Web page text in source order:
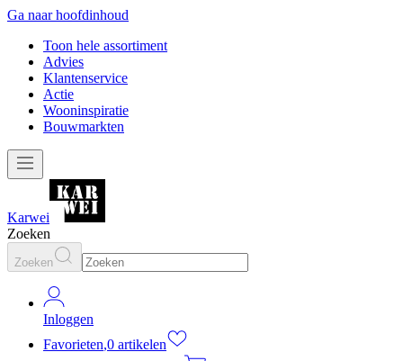
Ga naar hoofdinhoud
Toon hele assortiment
Advies
Klantenservice
Actie
Wooninspiratie
Bouwmarkten
Karwei
Zoeken
Zoeken
Inloggen
Favorieten,0 artikelen